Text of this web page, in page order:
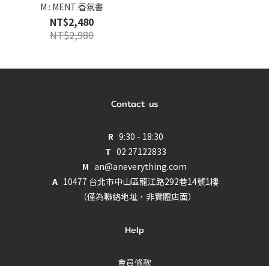
M : MENT 香氛書
NT$2,480
NT$2,980
Contact us
R 9:30 - 18:30
T 02 27122833
M an@aneverything.com
A 10477 台北市中山區龍江路292巷14號1樓
（僅為聯絡地址，非實體店面）
Help
會員條款